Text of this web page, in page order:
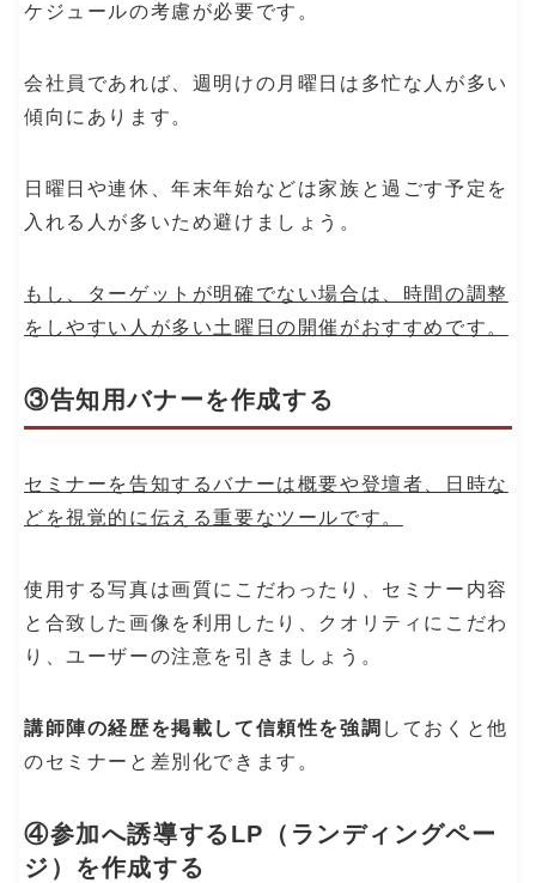
ケジュールの考慮が必要です。
会社員であれば、週明けの月曜日は多忙な人が多い
傾向にあります。
日曜日や連休、年末年始などは家族と過ごす予定を
入れる人が多いため避けましょう。
もし、ターゲットが明確でない場合は、時間の調整
をしやすい人が多い土曜日の開催がおすすめです。
③告知用バナーを作成する
セミナーを告知するバナーは概要や登壇者、日時な
どを視覚的に伝える重要なツールです。
使用する写真は画質にこだわったり、セミナー内容
と合致した画像を利用したり、クオリティにこだわ
り、ユーザーの注意を引きましょう。
講師陣の経歴を掲載して信頼性を強調 しておくと他
のセミナーと差別化できます。
④参加へ誘導するLP（ランディングペー
ジ）を作成する